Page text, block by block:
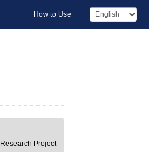
How to Use
Research Project